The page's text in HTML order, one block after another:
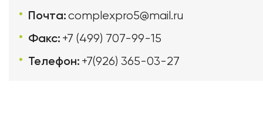
Почта:complexpro5@mail.ru
Факс: +7 (499) 707-99-15
Телефон: +7(926) 365-03-27